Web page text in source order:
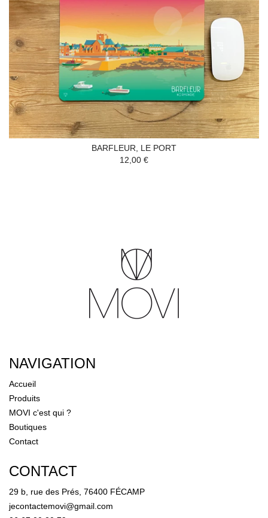
BARFLEUR, LE PORT
12,00 €
NAVIGATION
Accueil
Produits
MOVI c'est qui ?
Boutiques
Contact
CONTACT
29 b, rue des Prés, 76400 FÉCAMP
jecontactemovi@gmail.com